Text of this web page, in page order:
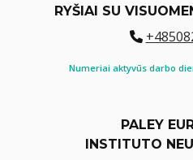
RYŠIAI SU
Numeriai aktyvūs darbo
PALEY
INSTITUTO